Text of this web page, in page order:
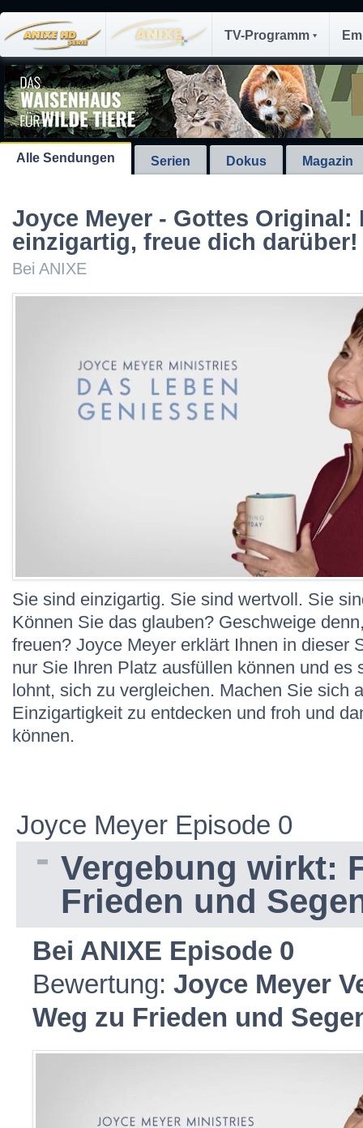
TV-Programm
Alle Sendungen Serien Dokus Magazin
Joyce Meyer - Gottes Original:
einzigartig, freue dich darüber!
Bei ANIXE
Sie sind einzigartig. Sie sind wertvoll. Sie
Können Sie das glauben? Geschweige
freuen? Joyce Meyer erklärt Ihnen in dieser
nur Sie Ihren Platz ausfüllen können und es
lohnt, sich zu vergleichen. Machen Sie sich
Einzigartigkeit zu entdecken und froh und
können.
Joyce Meyer Episode 0
Vergebung wirkt:
Frieden und
Bei ANIXE Episode 0
Bewertung: Joyce Meyer
Weg zu Frieden und